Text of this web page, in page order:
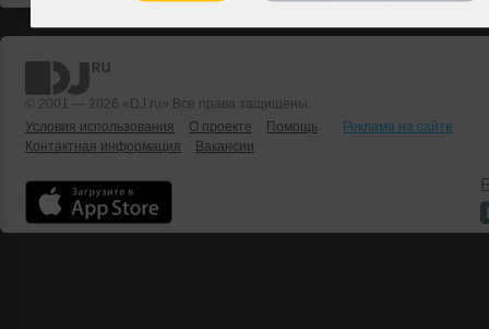
© 2001 — 2026 «DJ.ru» Все права защищены.
Условия использования
О проекте Помощь
Реклама на сайте
Контактная информация
Вакансии